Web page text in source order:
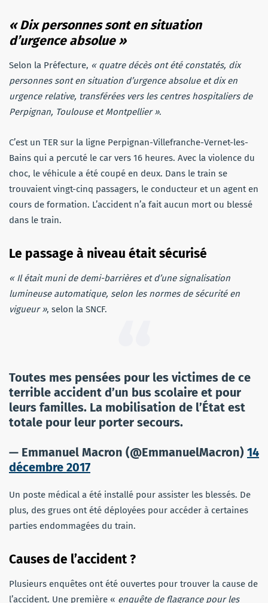
« Dix personnes sont en situation
d’urgence absolue »
Selon la Préfecture, « quatre décès ont été constatés, dix
personnes sont en situation d’urgence absolue et dix en
urgence relative, transférées vers les centres hospitaliers de
Perpignan, Toulouse et Montpellier ».
C’est un TER sur la ligne Perpignan-Villefranche-Vernet-les-
Bains qui a percuté le car vers 16 heures. Avec la violence du
choc, le véhicule a été coupé en deux. Dans le train se
trouvaient vingt-cinq passagers, le conducteur et un agent en
cours de formation. L’accident n’a fait aucun mort ou blessé
dans le train.
Le passage à niveau était sécurisé
« Il était muni de demi-barrières et d’une signalisation
lumineuse automatique, selon les normes de sécurité en
vigueur », selon la SNCF.
Toutes mes pensées pour les victimes de ce
terrible accident d’un bus scolaire et pour
leurs familles. La mobilisation de l’État est
totale pour leur porter secours.
— Emmanuel Macron (@EmmanuelMacron) 14
décembre 2017
Un poste médical a été installé pour assister les blessés. De
plus, des grues ont été déployées pour accéder à certaines
parties endommagées du train.
Causes de l’accident ?
Plusieurs enquêtes ont été ouvertes pour trouver la cause de
l’accident. Une première « enquête de flagrance pour les